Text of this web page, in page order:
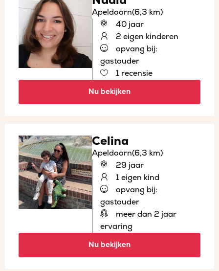
Apeldoorn(6,3 km)
40 jaar
2 eigen kinderen
opvang bij:
gastouder
1 recensie
Nu bekijken
Celina
Apeldoorn(6,3 km)
29 jaar
1 eigen kind
opvang bij:
gastouder
meer dan 2 jaar
ervaring
Nu bekijken